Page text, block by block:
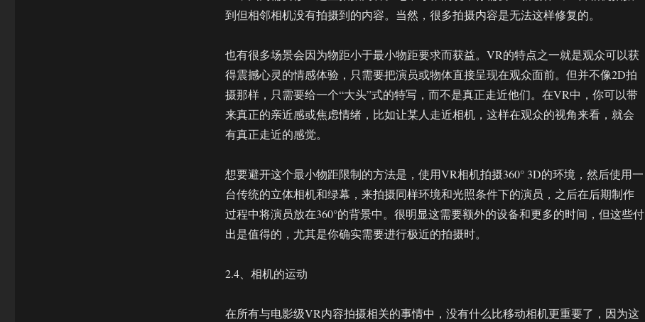
到但相邻相机没有拍摄到的内容。当然，很多拍摄内容是无法这样修复的。
也有很多场景会因为物距小于最小物距要求而获益。VR的特点之一就是观众可以获
得震撼心灵的情感体验，只需要把演员或物体直接呈现在观众面前。但并不像2D拍
摄那样，只需要给一个“大头”式的特写，而不是真正走近他们。在VR中，你可以带
来真正的亲近感或焦虑情绪，比如让某人走近相机，这样在观众的视角来看，就会
有真正走近的感觉。
想要避开这个最小物距限制的方法是，使用VR相机拍摄360° 3D的环境，然后使用一
台传统的立体相机和绿幕，来拍摄同样环境和光照条件下的演员，之后在后期制作
过程中将演员放在360°的背景中。很明显这需要额外的设备和更多的时间，但这些付
出是值得的，尤其是你确实需要进行极近的拍摄时。
2.4、相机的运动
在所有与电影级VR内容拍摄相关的事情中，没有什么比移动相机更重要了，因为这